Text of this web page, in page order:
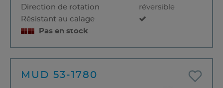
Direction de rotation
réversible
Résistant au calage
Pas en stock
MUD 53-1780